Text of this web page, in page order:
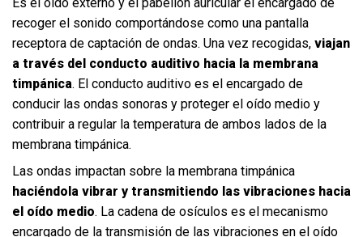
recoger el sonido comportándose como una pantalla
receptora de captación de ondas. Una vez recogidas, viajan
a través del conducto auditivo hacia la membrana
timpánica. El conducto auditivo es el encargado de
conducir las ondas sonoras y proteger el oído medio y
contribuir a regular la temperatura de ambos lados de la
membrana timpánica.
Las ondas impactan sobre la membrana timpánica
haciéndola vibrar y transmitiendo las vibraciones hacia
el oído medio. La cadena de osículos es el mecanismo
encargado de la transmisión de las vibraciones en el oído